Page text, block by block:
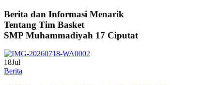
Berita dan Informasi Menarik
Tentang Tim Basket
SMP Muhammadiyah 17 Ciputat
18Jul
Berita